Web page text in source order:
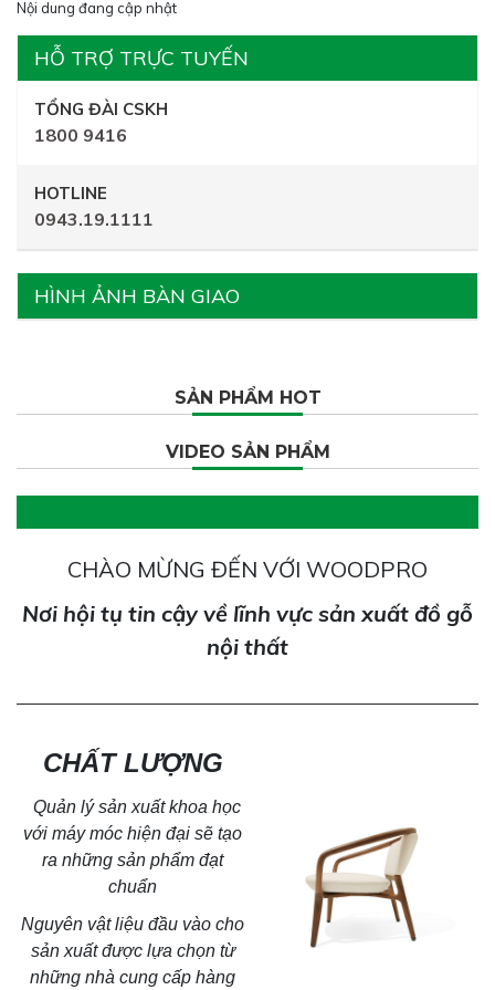
Nội dung đang cập nhật
HỖ TRỢ TRỰC TUYẾN
TỔNG ĐÀI CSKH
1800 9416
HOTLINE
0943.19.1111
HÌNH ẢNH BÀN GIAO
SẢN PHẨM HOT
VIDEO SẢN PHẨM
CHÀO MỪNG ĐẾN VỚI WOODPRO
Nơi hội tụ tin cậy về lĩnh vực sản xuất đồ gỗ
nội thất
CHẤT LƯỢNG
Quản lý sản xuất khoa học
với máy móc hiện đại sẽ tạo
ra những sản phẩm đạt
chuẩn
Nguyên vật liệu đầu vào cho
sản xuất được lựa chọn từ
những nhà cung cấp hàng